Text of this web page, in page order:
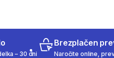
– 30 dni
Brezplačen
Naročite online,